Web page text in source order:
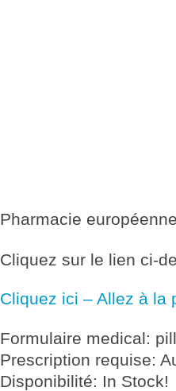
Pharmacie
Cliquez sur le lien ci-
Cliquez ici – Allez à la
Formulaire medical: pill
Prescription requise:
Disponibilité: In Stock!